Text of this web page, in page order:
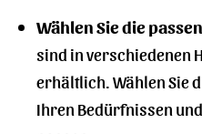
Wählen Sie die
sind in verschiedenen
erhältlich. Wählen Sie
Ihren Bedürfnissen